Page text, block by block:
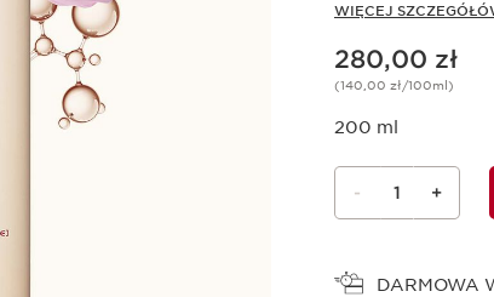
WIĘCEJ
Aktualna cena 280,00 zł
280,00 zł
(140,00 zł/100ml)
200 ml
- 1 +
DARMOWA